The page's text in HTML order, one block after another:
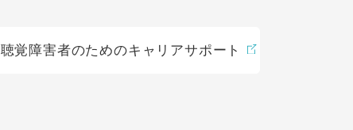
聴覚障害者のためのキャリアサポート